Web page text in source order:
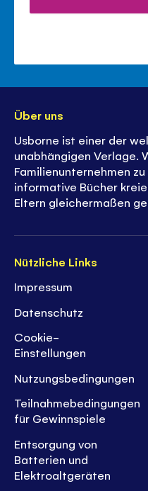
Nützliche Links
Impressum
Datenschutz
Cookie-
Einstellungen
Nutzungsbedingungen
Teilnahmebedingungen
für Gewinnspiele
Entsorgung von
Batterien und
Elektroaltgeräten
Über uns
Usborne ist einer der
unabhängigen Verlage.
Familienunternehmen
informative Bücher
Eltern gleichermaßen